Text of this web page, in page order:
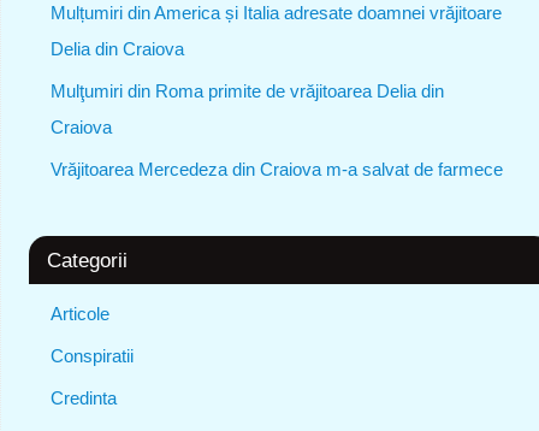
Mulțumiri din America și Italia adresate doamnei vrăjitoare
Delia din Craiova
Mulţumiri din Roma primite de vrăjitoarea Delia din
Craiova
Vrăjitoarea Mercedeza din Craiova m-a salvat de farmece
Categorii
Articole
Conspiratii
Credinta